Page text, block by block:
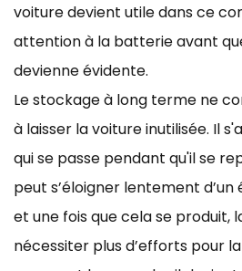
voiture devient utile dans ce
attention à la batterie avant
devienne évidente.
Le stockage à long terme ne
à laisser la voiture inutilisée. Il
qui se passe pendant qu'il se
peut s’éloigner lentement
et une fois que cela se produit,
nécessiter plus d’efforts pour